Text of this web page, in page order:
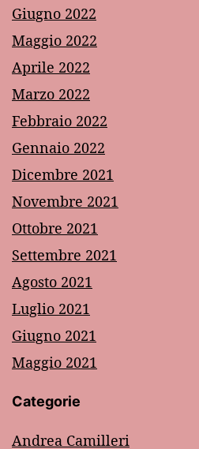
Giugno 2022
Maggio 2022
Aprile 2022
Marzo 2022
Febbraio 2022
Gennaio 2022
Dicembre 2021
Novembre 2021
Ottobre 2021
Settembre 2021
Agosto 2021
Luglio 2021
Giugno 2021
Maggio 2021
Categorie
Andrea Camilleri